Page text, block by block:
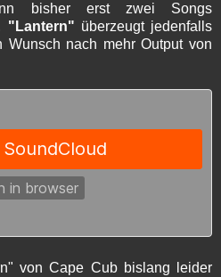
bisher erst zwei Songs
"Lantern" überzeugt jedenfalls
nach mehr Output von
von Cape Cub bislang leider